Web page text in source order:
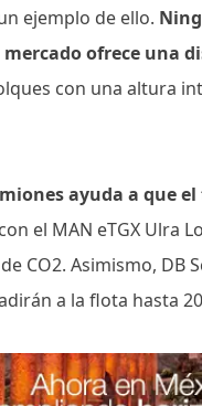
ejemplo de ello.
ofrece una
con una altura
ayuda a que
el MAN eTGX Ulra
CO2. Asimismo, DB
a la flota hasta